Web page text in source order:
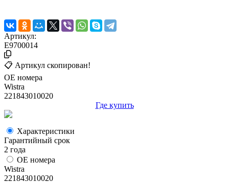
Артикул:
E9700014
📋 Артикул скопирован!
ОЕ номера
Wistra
221843010020
Где купить
Характеристики
Гарантийный срок
2 года
ОЕ номера
Wistra
221843010020